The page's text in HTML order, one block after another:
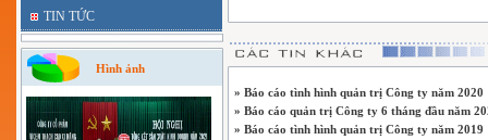
TIN TỨC
Hình ảnh
» Báo cáo tình hình quản trị Công ty năm 2020
» Báo cáo quản trị Công ty 6 tháng đầu năm
» Báo cáo tình hình quản trị Công ty năm 2019